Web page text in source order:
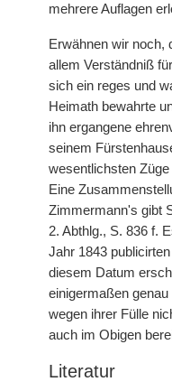
mehrere Auflagen
Erwähnen wir noch,
allem Verständniß
sich ein reges und
Heimath bewahrte
ihn ergangene
seinem
wesentlichsten
Eine
Zimmermann's gibt
2. Abthlg., S. 836 f.
Jahr 1843
diesem Datum
einigermaßen
wegen ihrer Fülle
auch im Obigen
Literatur